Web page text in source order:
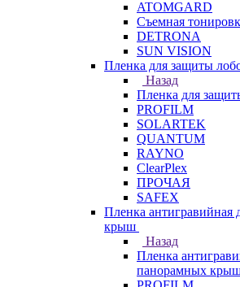
ATOMGARD
Съемная
DETRONA
SUN VISION
Пленка для защиты
Назад
Пленка для
PROFILM
SOLARTEK
QUANTUM
RAYNO
ClearPlex
ПРОЧАЯ
SAFEX
Пленка антигравийная
крыш
Назад
Пленка
панорамных